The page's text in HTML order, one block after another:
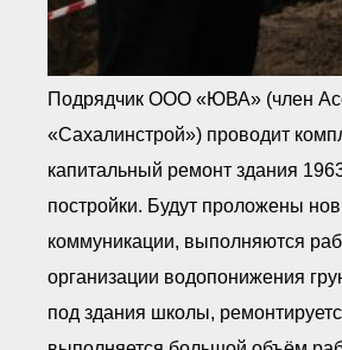
Подрядчик ООО «ЮВА» (член
«Сахалинстрой») проводит
капитальный ремонт здания
постройки. Будут проложены
коммуникации, выполняются
организации водопонижения
под здания школы,